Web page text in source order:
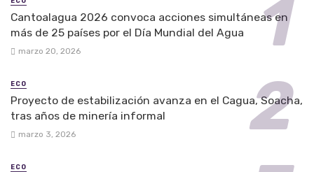
Cantoalagua 2026 convoca acciones simultáneas en
más de 25 países por el Día Mundial del Agua
marzo 20, 2026
ECO
Proyecto de estabilización avanza en el Cagua, Soacha,
tras años de minería informal
marzo 3, 2026
ECO